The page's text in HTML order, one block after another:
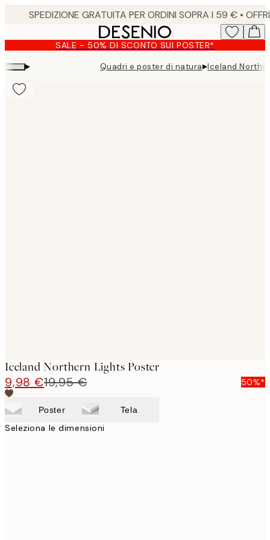
content.
SALE - 50% DI SCONTO SUI POSTER*
▸ Quadri e poster di natura▸Iceland
Iceland Northern Lights Poster
9,98 €19,95 € 50%*
Poster Tela
Seleziona le dimensioni